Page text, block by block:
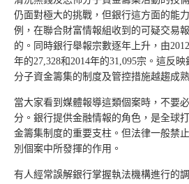
仍面對極大的挑戰，但銀行這方面的能
例，在聯合財富情報組收到的可疑交易
的。同時銀行舉報宗數逐年上升，由
年的27,328和2014年的31,095宗。這反
分子資金籌集的制度及管控措施越趨成
當大家看到媒體報導這類個案時，不要
分。銀行提供金融情報的角色，是全球
金籌集制度的重要支柱。但法律一般禁
別個案中所發揮的作用。
有人經常誤解銀行掌握執法機構進行的